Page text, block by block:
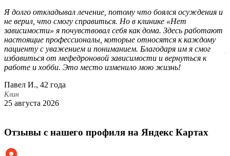
Я долго откладывал лечение, потому что боялся осуждения и
не верил, что смогу справиться. Но в клинике «Нет
зависимости» я почувствовал себя как дома. Здесь работают
настоящие профессионалы, которые относятся к каждому
пациенту с уважением и пониманием. Благодаря им я смог
избавиться от мефедроновой зависимости и вернуться к
работе и хобби. Это место изменило мою жизнь!
Павел И., 42 года
Клин
25 августа 2026
Отзывы с нашего профиля на Яндекс Картах